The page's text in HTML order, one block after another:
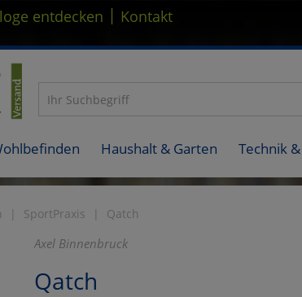
entdecken | Kontakt
Haushalt & Garten Technik
SportPraxis Qatch
Axel Binnenbruck
Qatch